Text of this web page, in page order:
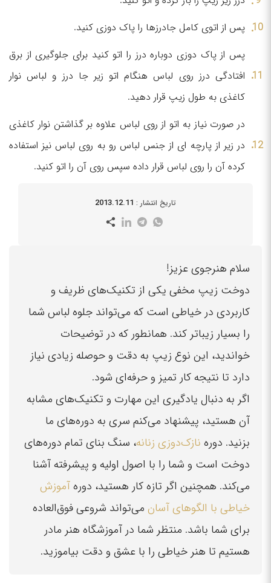
پس از اتوی کامل جادرزها را پاک دوزی کنید.
پس از پاک دوزی دوباره درز را اتو کنید برای جلوگیری از برق
افتادگی درز روی لباس هنگام اتو زیر جا درز و لباس نوار
کاغذی به طول زیپ قرار دهید.
در صورت نیاز به اتو از روی لباس علاوه بر گذاشتن نوار کاغذی
در زیر از پارچه ای از جنس لباس رو به روی لباس نیز استفاده
کرده آن را روی لباس قرار داده سپس روی آن را اتو کنید.
تاریخ انتشار : 2013.12.11
سلام هنرجوی عزیز!
دوخت زیپ مخفی یکی از تکنیک‌های ظریف و
کاربردی در خیاطی است که می‌تواند جلوه لباس شما
را بسیار زیباتر کند. همانطور که در توضیحات
خواندید، این نوع زیپ به دقت و حوصله زیادی نیاز
دارد تا نتیجه کار تمیز و حرفه‌ای شود.
اگر به دنبال یادگیری این مهارت و تکنیک‌های مشابه
آن هستید، پیشنهاد می‌کنم سری به دوره‌های ما
بزنید. دوره نازک‌دوزی زنانه، سنگ بنای تمام دوره‌های
دوخت است و شما را با اصول اولیه و پیشرفته آشنا
می‌کند. همچنین اگر تازه کار هستید، دورهآموزش
خیاطی با الگوهای آسان می‌تواند شروعی فوق‌العاده
برای شما باشد. منتظر شما در آموزشگاه هنر مادر
هستیم تا هنر خیاطی را با عشق و دقت بیاموزید.